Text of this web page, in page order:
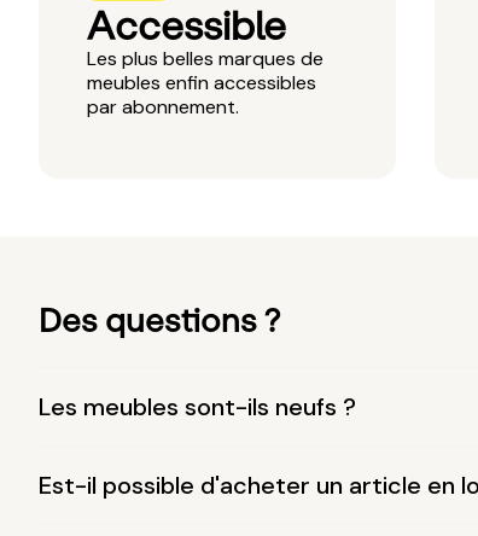
Accessible
Les plus belles marques de
meubles enfin accessibles
par abonnement.
Des questions ?
Les meubles sont-ils neufs ?
Est-il possible d'acheter un article en